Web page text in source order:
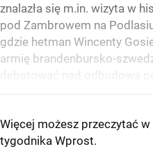
znalazła się m.in. wizyta w
pod Zambrowem na
gdzie hetman Wincenty
armię brandenbursko-
debatować nad odbudową
Więcej możesz przeczytać w
tygodnika Wprost.